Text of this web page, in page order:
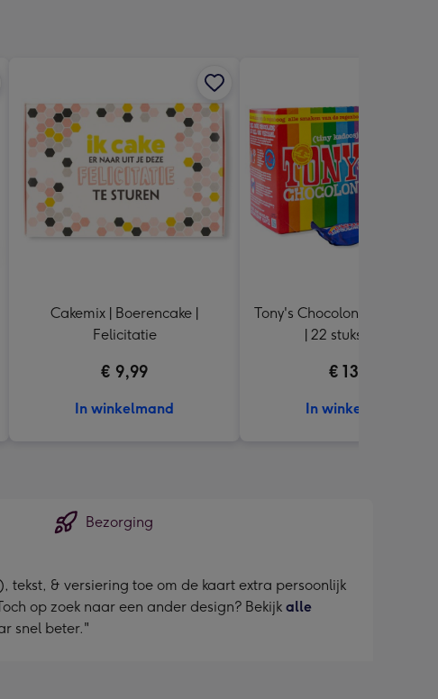
Cakemix | Boerencake |
Felicitatie
€ 9,99
In winkelmand
Tony's Chocolonely | Tiny
| 22 stuks | 200g
€ 13,99
In winkelmand
Bezorging
& versiering toe om de kaart extra persoonlijk
op zoek naar een ander design? Bekijk alle
snel beter."